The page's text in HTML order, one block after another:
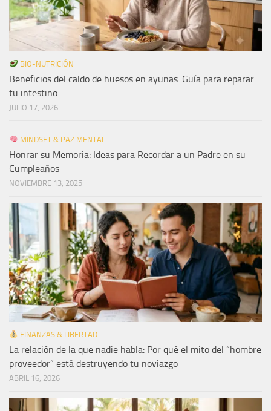
BIO-NUTRICIÓN
Beneficios del caldo de huesos en ayunas: Guía para reparar
tu intestino
JULIO 17, 2026
MINDSET & PAZ MENTAL
Honrar su Memoria: Ideas para Recordar a un Padre en su
Cumpleaños
NOVIEMBRE 13, 2025
FINANZAS & LIBERTAD
La relación de la que nadie habla: Por qué el mito del “hombre
proveedor” está destruyendo tu noviazgo
ABRIL 16, 2026